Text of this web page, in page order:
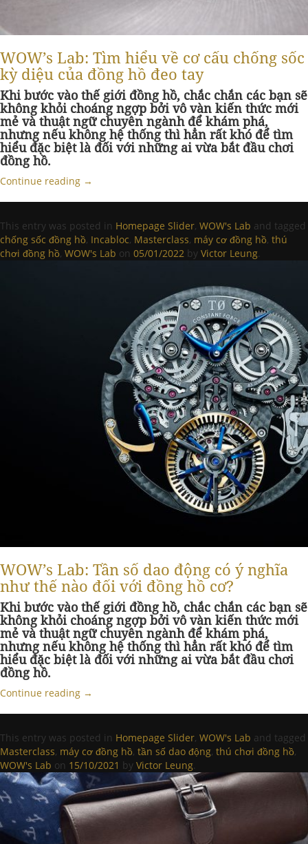
WOW’s Lab: Tìm hiểu về cơ cấu chống sốc
kỳ diệu của đồng hồ đeo tay
Khi bước vào thế giới đồng hồ, chắc chắn các bạn sẽ
không khỏi choáng ngợp bởi vô vàn kiến thức mới
mẻ và thuật ngữ chuyên ngành để khám phá,
nhưng nếu không hệ thống thì hẳn rất khó để tìm
hiểu đặc biệt là đối với những ai vừa bắt đầu chơi
đồng hồ.
Continue reading →
This entry was posted in Homepage Slider, WOW's Lab and tagged
chống sốc đồng hồ, Incabloc, Masterclass, máy cơ đồng hồ, thú
chơi đồng hồ, WOW's Lab on 05/01/2022 by Victor Leung.
WOW’s Lab: Tần số dao động có ý nghĩa
như thế nào đối với đồng hồ cơ?
Khi bước vào thế giới đồng hồ, chắc chắn các bạn sẽ
không khỏi choáng ngợp bởi vô vàn kiến thức mới
mẻ và thuật ngữ chuyên ngành để khám phá,
nhưng nếu không hệ thống thì hẳn rất khó để tìm
hiểu đặc biệt là đối với những ai vừa bắt đầu chơi
đồng hồ.
Continue reading →
This entry was posted in Homepage Slider, WOW's Lab and tagged
Masterclass, máy cơ đồng hồ, tần số dao động, thú chơi đồng hồ,
WOW's Lab on 15/10/2021 by Victor Leung.